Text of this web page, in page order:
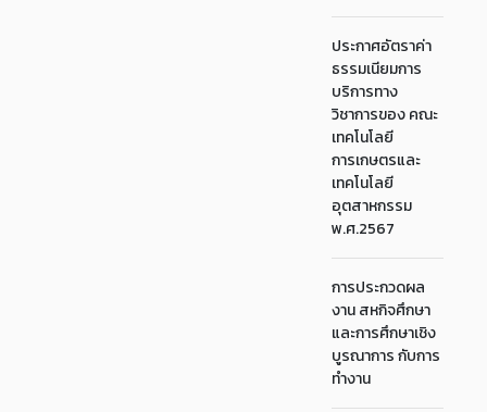
ประกาศอัตราค่า
ธรรมเนียมการ
บริการทาง
วิชาการของ คณะ
เทคโนโลยี
การเกษตรและ
เทคโนโลยี
อุตสาหกรรม
พ.ศ.2567
การประกวดผล
งาน สหกิจศึกษา
และการศึกษาเชิง
บูรณาการ กับการ
ทำงาน